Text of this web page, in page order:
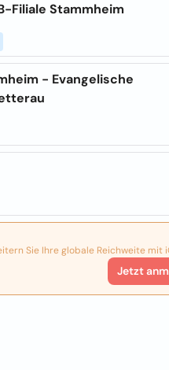
Filiale Stammheim
- Evangelische
Sie Ihre globale Reichweite mit
Jetzt